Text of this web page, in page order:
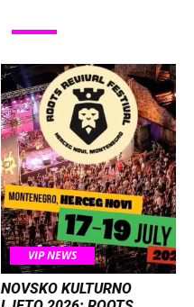
VIP NEWS
NOVSKO KULTURNO